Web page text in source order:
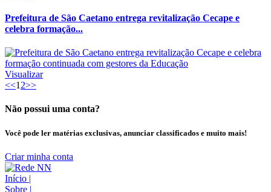
Prefeitura de São Caetano entrega revitalização Cecape e
celebra formação...
Visualizar
<<1 2>>
Não possui uma conta?
Você pode ler matérias exclusivas, anunciar classificados e muito mais!
Criar minha conta
Início |
Sobre |